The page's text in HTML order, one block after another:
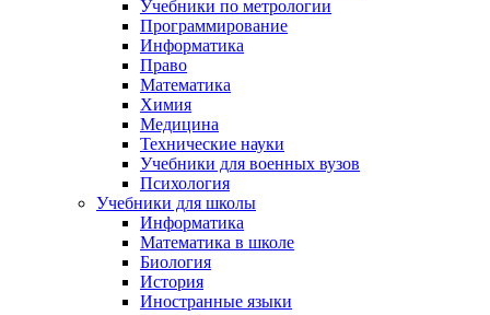
Учебники по метрологии
Программирование
Информатика
Право
Математика
Химия
Медицина
Технические науки
Учебники для военных вузов
Психология
Учебники для школы
Информатика
Математика в школе
Биология
История
Иностранные языки